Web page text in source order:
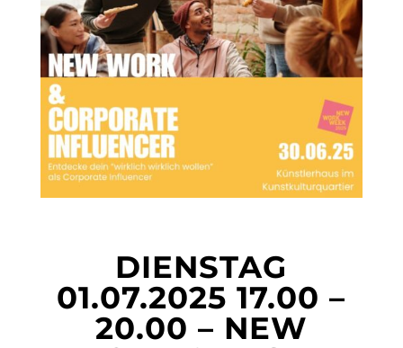
DIENSTAG
01.07.2025 17.00 –
20.00 – NEW